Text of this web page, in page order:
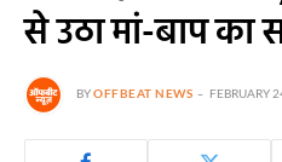
से उठा मां-बाप का
BYOFFBEAT NEWS FEBRUARY